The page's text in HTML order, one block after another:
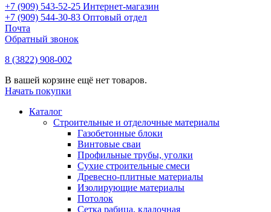
+7 (909) 543-52-25 Интернет-магазин
+7 (909) 544-30-83 Оптовый отдел
Почта
Обратный звонок
8 (3822) 908-002
В вашей корзине ещё нет товаров.
Начать покупки
Каталог
Строительные и отделочные материалы
Газобетонные блоки
Винтовые сваи
Профильные трубы, уголки
Сухие строительные смеси
Древесно-плитные материалы
Изолирующие материалы
Потолок
Сетка рабица, кладочная